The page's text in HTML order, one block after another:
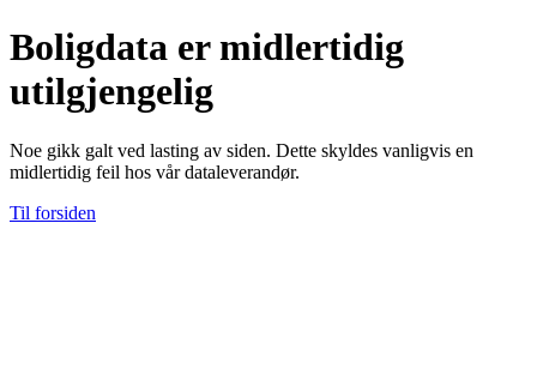
Boligdata er midlertidig
utilgjengelig
Noe gikk galt ved lasting av siden. Dette skyldes vanligvis en
midlertidig feil hos vår dataleverandør.
Til forsiden